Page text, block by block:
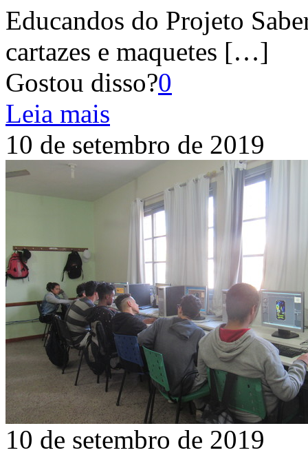
Educandos do Projeto
cartazes e maquetes […]
Gostou disso?0
Leia mais
10 de setembro de 2019
10 de setembro de 2019